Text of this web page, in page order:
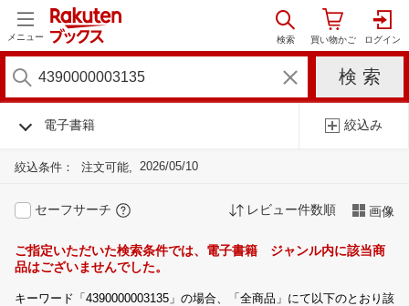
メニュー
電子書籍 絞込み
絞込条件： 注文可能 2026/05/10
セーフサーチ レビュー件数順 画像
ご指定いただいた検索条件では、電子書籍 ジャンル内に該当商
品はございませんでした。
キーワード「4390000003135」の場合、「全商品」にて以下のとおり該